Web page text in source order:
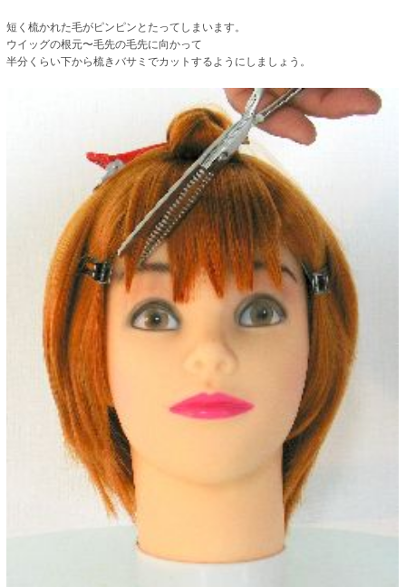
短く梳かれた毛がピンピンとたってしまいます。
ウイッグの根元〜毛先の毛先に向かって
半分くらい下から梳きバサミでカットするようにしましょう。